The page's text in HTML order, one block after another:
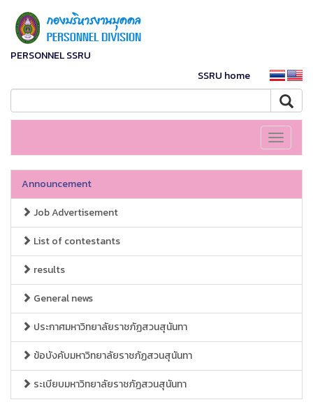
PERSONNEL SSRU
SSRU home
Toggle
Announcement
Job Advertisement
List of contestants
results
General news
ประกาศมหาวิทยาลัยราชภัฏสวนสุนันทา
ข้อบังคับมหาวิทยาลัยราชภัฏสวนสุนันทา
ระเบียบมหาวิทยาลัยราชภัฏสวนสุนันทา